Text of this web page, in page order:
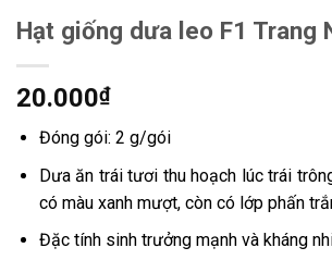
Hạt giống dưa leo F1 Trang
20.000₫
Đóng gói: 2 g/gói
Dưa ăn trái tươi thu hoạch lúc trái
có màu xanh mượt, còn có lớp phấn
Đặc tính sinh trưởng mạnh và kháng